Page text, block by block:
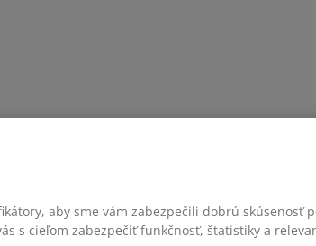
aby sme vám zabezpečili dobrú skúsenosť
s cieľom zabezpečiť funkčnosť, štatistiky a